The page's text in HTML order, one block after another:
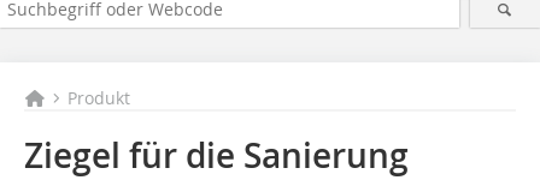
Produkt
Ziegel für die Sanierung